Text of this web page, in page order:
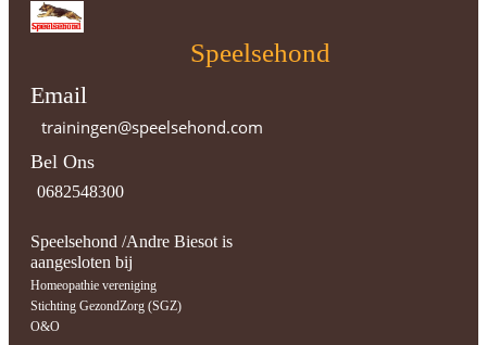
Speelsehond
Email
trainingen@speelsehond.com
Bel Ons
0682548300
Speelsehond /Andre Biesot is
aangesloten bij
Homeopathie vereniging
Stichting GezondZorg (SGZ)
O&O